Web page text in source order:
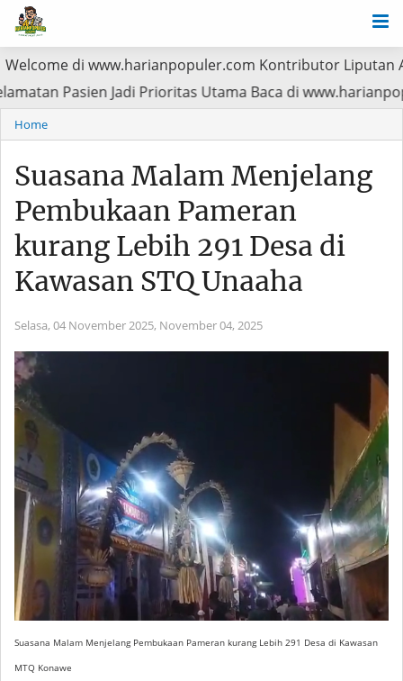
www.harianpopuler.com Kontributor Liputan
Keselamatan Pasien Jadi Prioritas Utama Baca di
Home
Suasana Malam Menjelang
Pembukaan Pameran
kurang Lebih 291 Desa di
Kawasan STQ Unaaha
Selasa, 04 November 2025, November 04, 2025
Suasana Malam Menjelang Pembukaan Pameran kurang Lebih 291 Desa di Kawasan
MTQ Konawe